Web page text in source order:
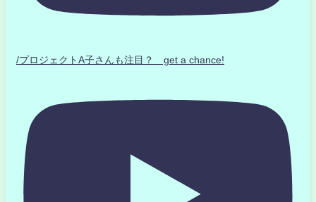
/プロジェクトA子さんも注目？ get a chance!